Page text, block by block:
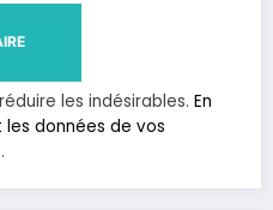
les indésirables. En
données de vos
.